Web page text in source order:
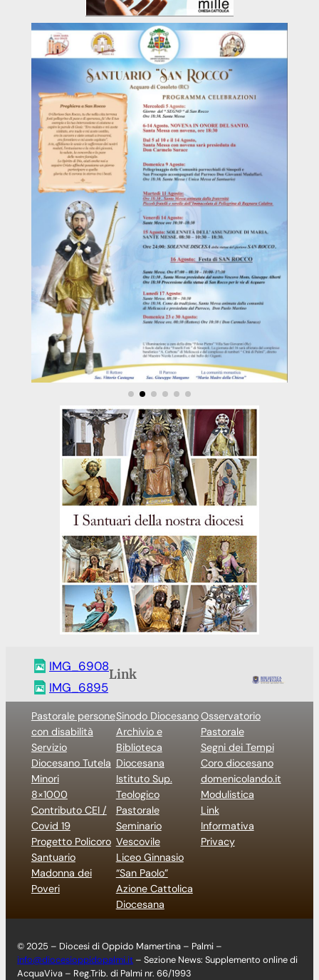
IMG_6908
IMG_6895
Link
Pastorale persone
con disabilità
Servizio
Diocesano Tutela
Minori
8×1000
Contributo CEI /
Covid 19
Progetto Policoro
Santuario
Madonna dei
Poveri
Sinodo Diocesano
Archivio e
Biblioteca
Diocesana
Istituto Sup.
Teologico
Pastorale
Seminario
Vescovile
Liceo Ginnasio
“San Paolo”
Azione Cattolica
Diocesana
Osservatorio
Pastorale
Segni dei Tempi
Coro diocesano
domenicolando.it
Modulistica
Link
Informativa
Privacy
© 2025 – Diocesi di Oppido Mamertina – Palmi –
info@diocesioppidopalmi.it – Sezione News: Supplemento online di
AcquaViva – Reg.Trib. di Palmi nr. 66/1993